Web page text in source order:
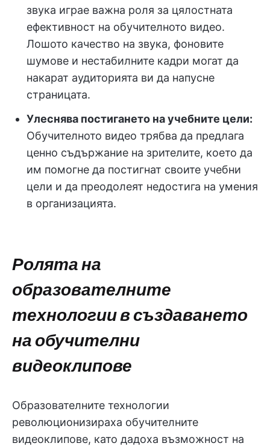
звука играе важна роля за цялостната
ефективност на обучителното видео.
Лошото качество на звука, фоновите
шумове и нестабилните кадри могат да
накарат аудиторията ви да напусне
страницата.
Улеснява постигането на учебните цели:
Обучителното видео трябва да предлага
ценно съдържание на зрителите, което да
им помогне да постигнат своите учебни
цели и да преодолеят недостига на умения
в организацията.
Ролята на
образователните
технологии в създаването
на обучителни
видеоклипове
Образователните технологии
революционизираха обучителните
видеоклипове, като дадоха възможност на